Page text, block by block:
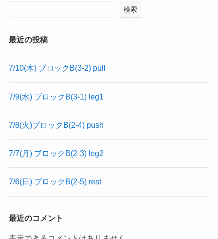
検索
最近の投稿
7/10(木) ブロックB(3-2) pull
7/9(水) ブロックB(3-1) leg1
7/8(火)ブロックB(2-4) push
7/7(月) ブロックB(2-3) leg2
7/6(日) ブロックB(2-5) rest
最近のコメント